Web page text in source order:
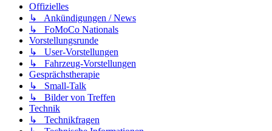
Offizielles
↳ Ankündigungen / News
↳ FoMoCo Nationals
Vorstellungsrunde
↳ User-Vorstellungen
↳ Fahrzeug-Vorstellungen
Gesprächstherapie
↳ Small-Talk
↳ Bilder von Treffen
Technik
↳ Technikfragen